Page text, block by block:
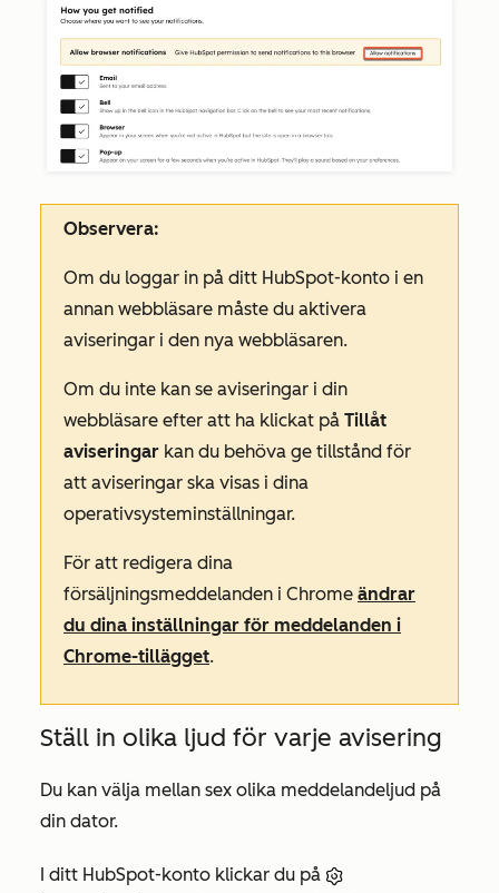
Observera:
Om du loggar in på ditt HubSpot-konto i en
annan webbläsare måste du aktivera
aviseringar i den nya webbläsaren.
Om du inte kan se aviseringar i din
webbläsare efter att ha klickat på Tillåt
aviseringar kan du behöva ge tillstånd för
att aviseringar ska visas i dina
operativsysteminställningar.
För att redigera dina
försäljningsmeddelanden i Chrome ändrar
du dina inställningar för meddelanden i
Chrome-tillägget.
Ställ in olika ljud för varje avisering
Du kan välja mellan sex olika meddelandeljud på
din dator.
I ditt HubSpot-konto klickar du på